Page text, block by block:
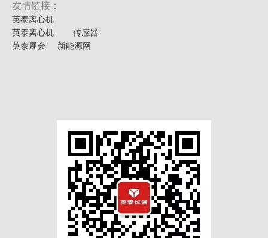
友情链接：
英泰离心机
英泰离心机
传感器
英泰展会
新能源网